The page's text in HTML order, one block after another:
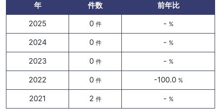
年 件数
前年比
2025
0 件 - %
2024 0 件 - %
2023 0 件 - %
2022 0 件 -100.0 %
2021 2 件 - %